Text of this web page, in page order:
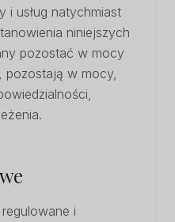
i usług natychmiast
niniejszych
pozostać w mocy
pozostają w mocy,
i